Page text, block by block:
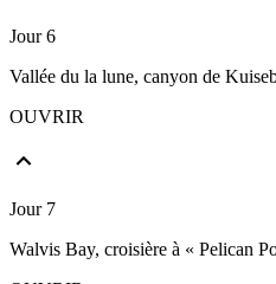
Jour 6
Vallée du la lune, canyon de
OUVRIR
Jour 7
Walvis Bay, croisière à « Pelican